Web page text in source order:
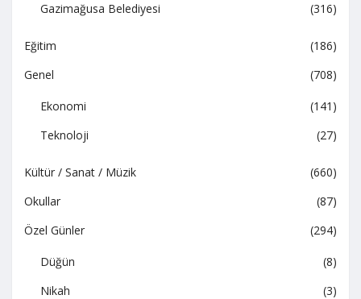
Gazimağusa Belediyesi
(316)
Eğitim
(186)
Genel
(708)
Ekonomi
(141)
Teknoloji
(27)
Kültür / Sanat / Müzik
(660)
Okullar
(87)
Özel Günler
(294)
Düğün
(8)
Nikah
(3)